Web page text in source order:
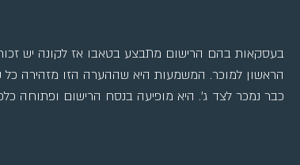
בעסקאות בהם הרישום מתבצע בטאבו אז לקונה יש
הראשון למוכר. המשמעות היא שההערה הזו מזהירה
כבר נמכר לצד ג'. היא מופיעה בנסח הרישום ופתוחה